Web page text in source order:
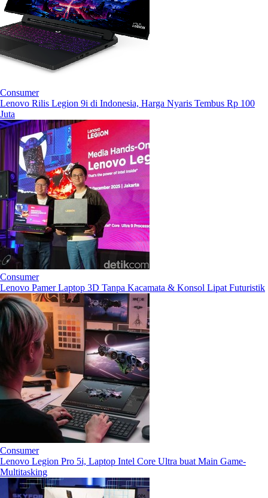
Consumer
Lenovo Rilis Legion 9i di Indonesia, Harga Nyaris Tembus Rp 100
Juta
Consumer
Lenovo Pamer Laptop 3D Tanpa Kacamata & Konsol Lipat Futuristik
Consumer
Lenovo Legion Pro 5i, Laptop Intel Core Ultra buat Main Game-
Multitasking